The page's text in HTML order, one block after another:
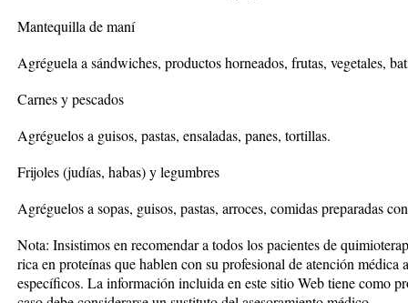
Mantequilla de maní
Agréguela a sándwiches, productos horneados, frutas, vegetales,
Carnes y pescados
Agréguelos a guisos, pastas, ensaladas, panes, tortillas.
Frijoles (judías, habas) y legumbres
Agréguelos a sopas, guisos, pastas, arroces, comidas preparadas
Nota: Insistimos en recomendar a todos los pacientes de
rica en proteínas que hablen con su profesional de atención médica
específicos. La información incluida en este sitio Web tiene como